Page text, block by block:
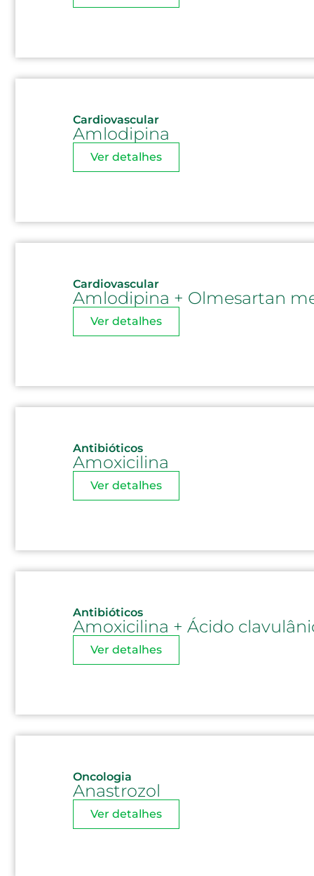
Cardiovascular
Amlodipina
Ver detalhes
Cardiovascular
Amlodipina + Olmesartan
Ver detalhes
Antibióticos
Amoxicilina
Ver detalhes
Antibióticos
Amoxicilina + Ácido
Ver detalhes
Oncologia
Anastrozol
Ver detalhes